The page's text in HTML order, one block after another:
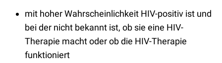
mit hoher Wahrscheinlichkeit HIV-positiv ist und
bei der nicht bekannt ist, ob sie eine HIV-
Therapie macht oder ob die HIV-Therapie
funktioniert